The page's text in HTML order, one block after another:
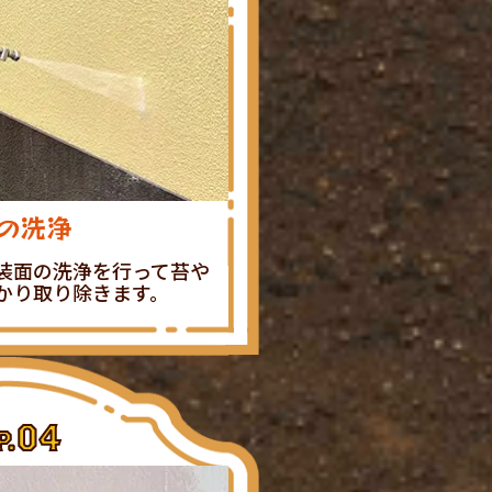
洗浄
面の洗浄を行って苔や
取り除きます。
04